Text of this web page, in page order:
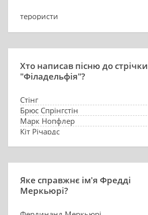
терористи
НЛО
Хто написав пісню до стрічки
"Філадельфія"?
Стінг
Брюс Спрінгстін
Марк Нопфлер
Кіт Річардс
Яке справжнє ім'я Фредді
Меркьюрі?